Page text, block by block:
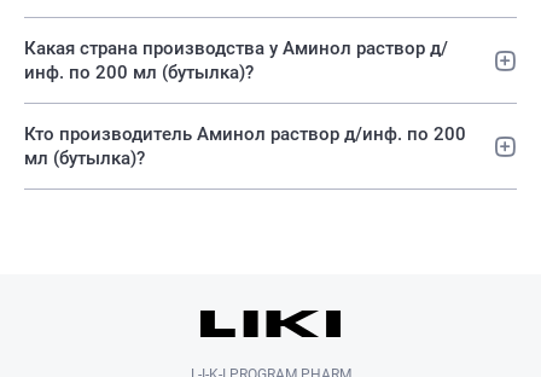
Какая страна производства у Аминол раствор д/
инф. по 200 мл (бутылка)?
Кто производитель Аминол раствор д/инф. по 200
мл (бутылка)?